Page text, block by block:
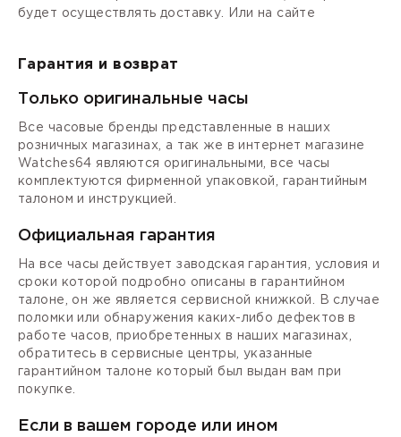
будет осуществлять доставку. Или на сайте
Гарантия и возврат
Только оригинальные часы
Все часовые бренды представленные в наших
розничных магазинах, а так же в интернет магазине
Watches64 являются оригинальными, все часы
комплектуются фирменной упаковкой, гарантийным
талоном и инструкцией.
Официальная гарантия
На все часы действует заводская гарантия, условия и
сроки которой подробно описаны в гарантийном
талоне, он же является сервисной книжкой. В случае
поломки или обнаружения каких-либо дефектов в
работе часов, приобретенных в наших магазинах,
обратитесь в сервисные центры, указанные
гарантийном талоне который был выдан вам при
покупке.
Если в вашем городе или ином